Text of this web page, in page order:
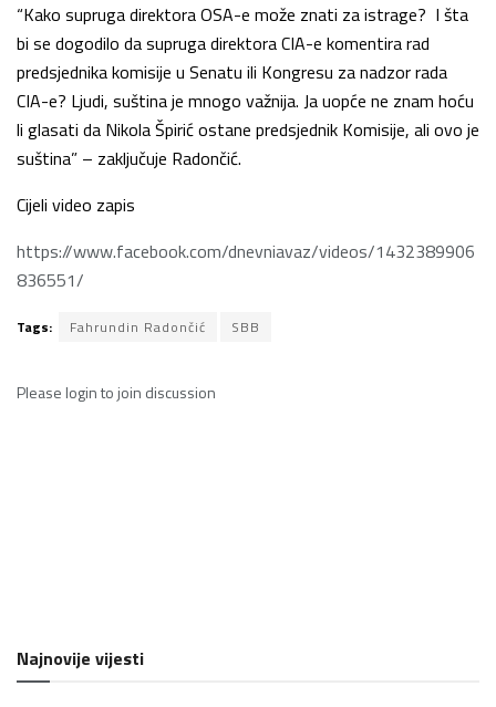
“Kako supruga direktora OSA-e može znati za istrage? I šta
bi se dogodilo da supruga direktora CIA-e komentira rad
predsjednika komisije u Senatu ili Kongresu za nadzor rada
CIA-e? Ljudi, suština je mnogo važnija. Ja uopće ne znam hoću
li glasati da Nikola Špirić ostane predsjednik Komisije, ali ovo je
suština” – zaključuje Radončić.
Cijeli video zapis
https://www.facebook.com/dnevniavaz/videos/1432389906
836551/
Tags: Fahrundin Radončić SBB
Please loginto join discussion
Najnovije vijesti